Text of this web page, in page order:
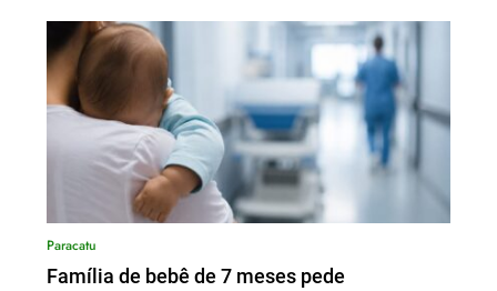
Paracatu
Família de bebê de 7 meses pede